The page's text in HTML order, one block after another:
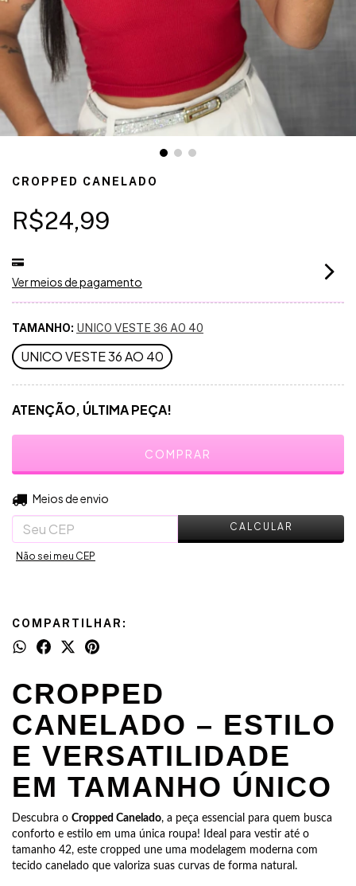
CROPPED CANELADO
R$24,99
Ver meios de pagamento
TAMANHO: UNICO VESTE 36 AO 40
UNICO VESTE 36 AO 40
ATENÇÃO, ÚLTIMA PEÇA!
Entregas para o CEP:
Meios de envio
CALCULAR
Não sei meu CEP
COMPARTILHAR:
CROPPED
CANELADO – ESTILO
E VERSATILIDADE
EM TAMANHO ÚNICO
Descubra o Cropped Canelado, a peça essencial para quem busca
conforto e estilo em uma única roupa! Ideal para vestir até o
tamanho 42, este cropped une uma modelagem moderna com
tecido canelado que valoriza suas curvas de forma natural.